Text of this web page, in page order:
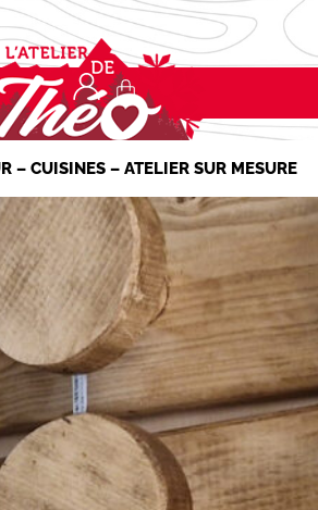
– CUISINES – ATELIER SUR MESURE